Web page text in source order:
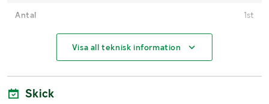
Antal 1st
MÅTT OCH VIKT:
Bredd (mm)
Visa all teknisk information
Skick